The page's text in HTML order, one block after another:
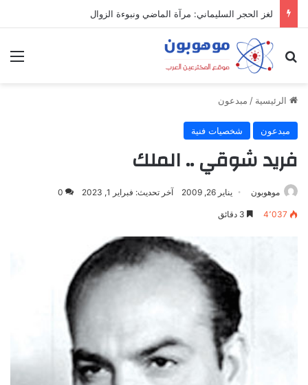
لغز الحجر السليماني: مرآة الماضي ونبوءة الزوال
بحث عن
الرئيسية / مبدعون
مبدعون شخصيات فنية
فريد شوقي .. الملك
موهوبون يناير 26, 2009 آخر تحديث: فبراير 1, 2023 0
4٬037